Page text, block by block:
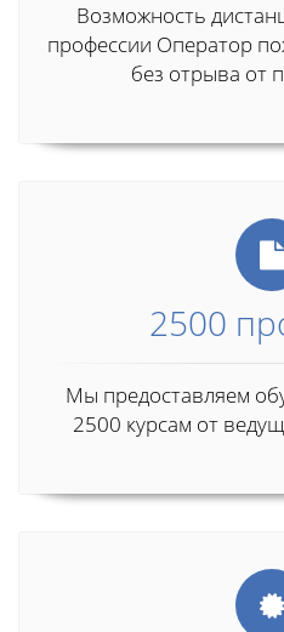
Возможность
профессии Оператор
без отрыва от
2500
Мы предоставляем
2500 курсам от